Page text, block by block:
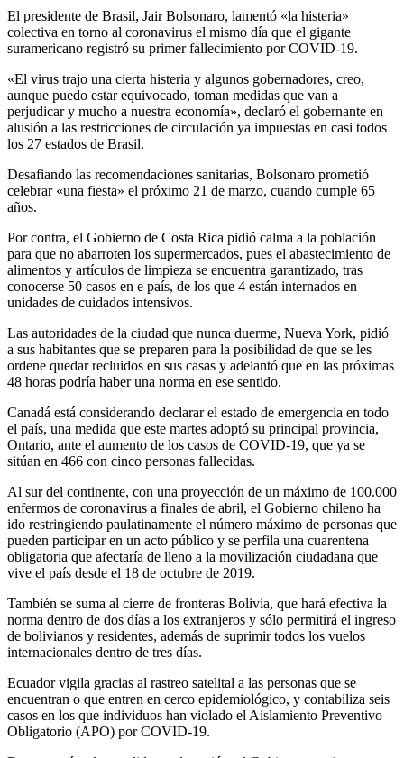
El presidente de Brasil, Jair Bolsonaro, lamentó «la histeria»
colectiva en torno al coronavirus el mismo día que el gigante
suramericano registró su primer fallecimiento por COVID-19.
«El virus trajo una cierta histeria y algunos gobernadores, creo,
aunque puedo estar equivocado, toman medidas que van a
perjudicar y mucho a nuestra economía», declaró el gobernante en
alusión a las restricciones de circulación ya impuestas en casi todos
los 27 estados de Brasil.
Desafiando las recomendaciones sanitarias, Bolsonaro prometió
celebrar «una fiesta» el próximo 21 de marzo, cuando cumple 65
años.
Por contra, el Gobierno de Costa Rica pidió calma a la población
para que no abarroten los supermercados, pues el abastecimiento de
alimentos y artículos de limpieza se encuentra garantizado, tras
conocerse 50 casos en e país, de los que 4 están internados en
unidades de cuidados intensivos.
Las autoridades de la ciudad que nunca duerme, Nueva York, pidió
a sus habitantes que se preparen para la posibilidad de que se les
ordene quedar recluidos en sus casas y adelantó que en las próximas
48 horas podría haber una norma en ese sentido.
Canadá está considerando declarar el estado de emergencia en todo
el país, una medida que este martes adoptó su principal provincia,
Ontario, ante el aumento de los casos de COVID-19, que ya se
sitúan en 466 con cinco personas fallecidas.
Al sur del continente, con una proyección de un máximo de 100.000
enfermos de coronavirus a finales de abril, el Gobierno chileno ha
ido restringiendo paulatinamente el número máximo de personas que
pueden participar en un acto público y se perfila una cuarentena
obligatoria que afectaría de lleno a la movilización ciudadana que
vive el país desde el 18 de octubre de 2019.
También se suma al cierre de fronteras Bolivia, que hará efectiva la
norma dentro de dos días a los extranjeros y sólo permitirá el ingreso
de bolivianos y residentes, además de suprimir todos los vuelos
internacionales dentro de tres días.
Ecuador vigila gracias al rastreo satelital a las personas que se
encuentran o que entren en cerco epidemiológico, y contabiliza seis
casos en los que individuos han violado el Aislamiento Preventivo
Obligatorio (APO) por COVID-19.